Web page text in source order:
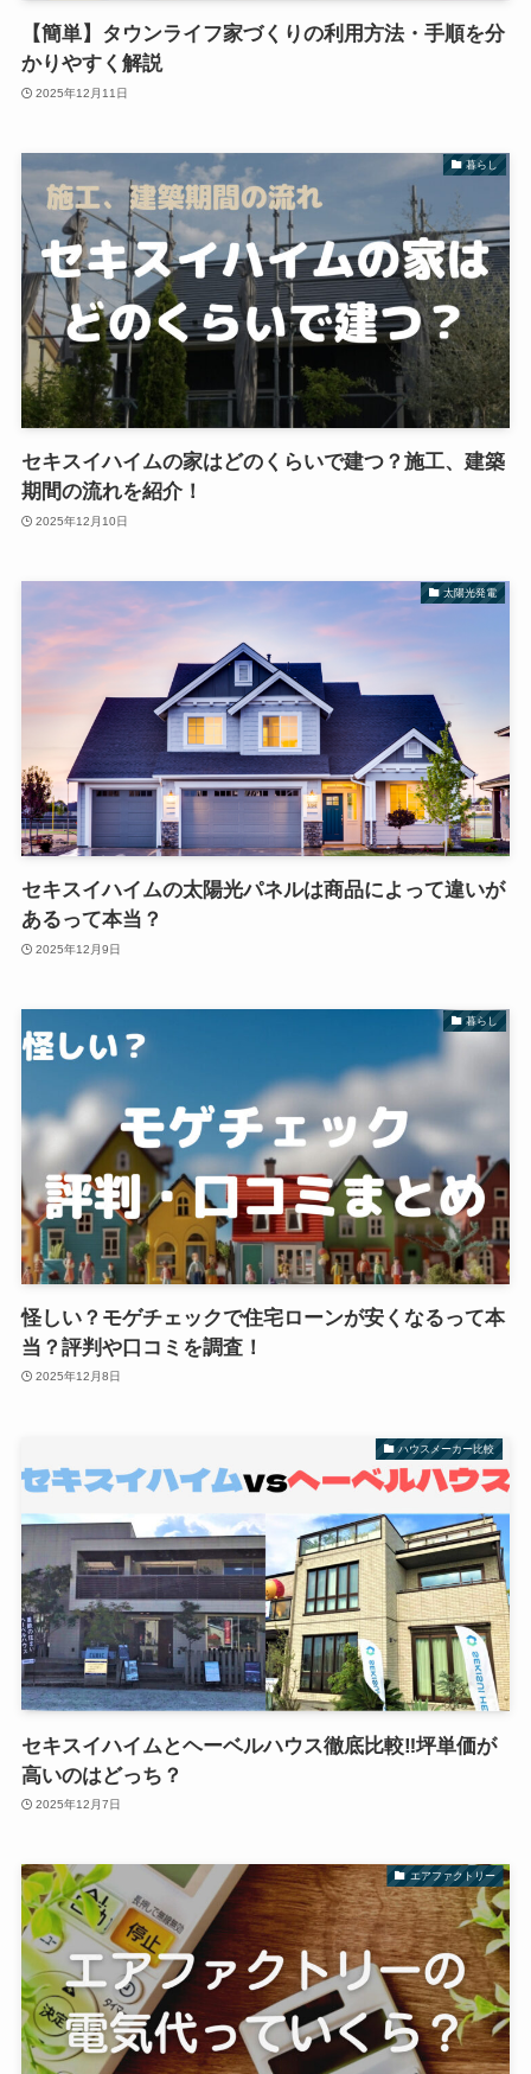
【簡単】タウンライフ家づくりの利用方法・手順を分
かりやすく解説
2025年12月11日
暮らし
セキスイハイムの家はどのくらいで建つ？施工、建築
期間の流れを紹介！
2025年12月10日
太陽光発電
セキスイハイムの太陽光パネルは商品によって違いが
あるって本当？
2025年12月9日
暮らし
怪しい？モゲチェックで住宅ローンが安くなるって本
当？評判や口コミを調査！
2025年12月8日
ハウスメーカー比較
セキスイハイムとヘーベルハウス徹底比較‼︎坪単価が
高いのはどっち？
2025年12月7日
エアファクトリー